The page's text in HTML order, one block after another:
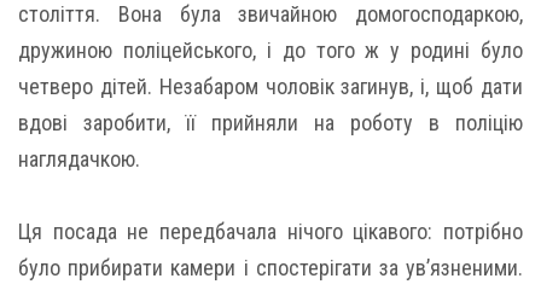
століття. Вона була звичайною домогосподаркою,
дружиною поліцейського, і до того ж у родині було
четверо дітей. Незабаром чоловік загинув, і, щоб дати
вдові заробити, її прийняли на роботу в поліцію
наглядачкою.
Ця посада не передбачала нічого цікавого: потрібно
було прибирати камери і спостерігати за ув’язненими.